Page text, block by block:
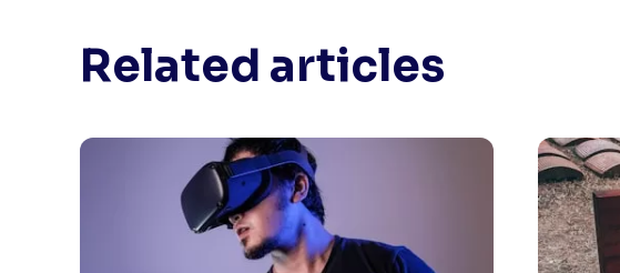
Related articles